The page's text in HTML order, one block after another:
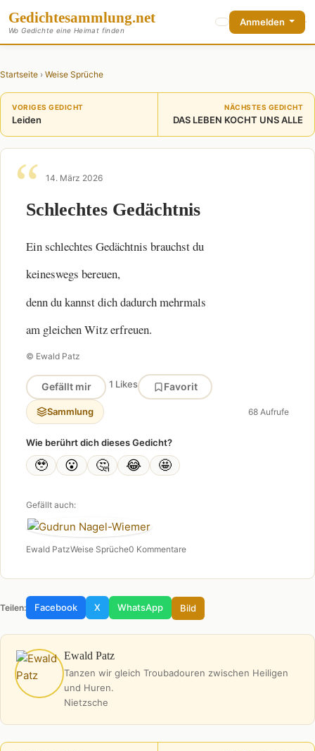
Gedichtesammlung.net
Wo Gedichte eine Heimat finden
Anmelden
Startseite › Weise Sprüche
VORIGES GEDICHT
Leiden
NÄCHSTES GEDICHT
DAS LEBEN KOCHT UNS ALLE
14. März 2026
Schlechtes Gedächtnis
Ein schlechtes Gedächtnis brauchst du
keineswegs bereuen,
denn du kannst dich dadurch mehrmals
am gleichen Witz erfreuen.
© Ewald Patz
Gefällt mir 1 Likes Favorit
Sammlung 68 Aufrufe
Wie berührt dich dieses Gedicht?
🥹 😮 🤔 😂 🤩
Gefällt auch:
Ewald PatzWeise Sprüche0 Kommentare
Teilen: Facebook X WhatsApp Bild
Ewald Patz
Tanzen wir gleich Troubadouren zwischen Heiligen
und Huren.
Nietzsche